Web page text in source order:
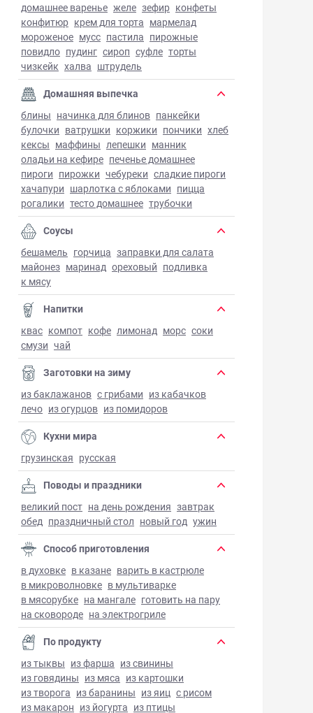
домашнее варенье желе зефир конфеты
конфитюр крем для торта мармелад
мороженое мусс пастила пирожные
повидло пудинг сироп суфле торты
чизкейк халва штрудель
Домашняя выпечка
блины начинка для блинов панкейки
булочки ватрушки коржики пончики хлеб
кексы маффины лепешки манник
оладьи на кефире печенье домашнее
пироги пирожки чебуреки сладкие пироги
хачапури шарлотка с яблоками пицца
рогалики тесто домашнее трубочки
Соусы
бешамель горчица заправки для салата
майонез маринад ореховый подливка
к мясу
Напитки
квас компот кофе лимонад морс соки
смузи чай
Заготовки на зиму
из баклажанов с грибами из кабачков
лечо из огурцов из помидоров
Кухни мира
грузинская русская
Поводы и праздники
великий пост на день рождения завтрак
обед праздничный стол новый год ужин
Способ приготовления
в духовке в казане варить в кастрюле
в микроволновке в мультиварке
в мясорубке на мангале готовить на пару
на сковороде на электрогриле
По продукту
из тыквы из фарша из свинины
из говядины из мяса из картошки
из творога из баранины из яиц с рисом
из макарон из йогурта из птицы